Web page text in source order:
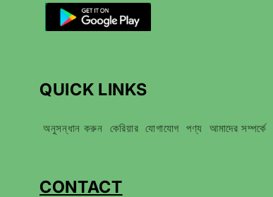
QUICK LINKS
অনুসন্ধান করুন কেরিয়ার যোগাযোগ পণ্য আমাদের সম্পর্কে
CONTACT